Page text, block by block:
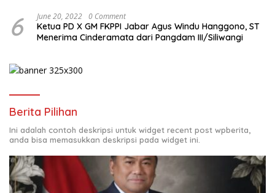
6 June 20, 2022 0 Comment
Ketua PD X GM FKPPI Jabar Agus Windu Hanggono, ST
Menerima Cinderamata dari Pangdam III/Siliwangi
Berita Pilihan
Ini adalah contoh deskripsi untuk widget recent post wpberita,
anda bisa memasukkan deskripsi pada widget ini.